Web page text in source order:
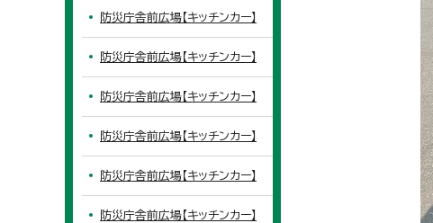
防災庁舎前広場【キッチンカー】
防災庁舎前広場【キッチンカー】
防災庁舎前広場【キッチンカー】
防災庁舎前広場【キッチンカー】
防災庁舎前広場【キッチンカー】
防災庁舎前広場【キッチンカー】